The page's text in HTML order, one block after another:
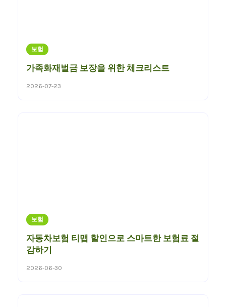
보험
가족화재벌금 보장을 위한 체크리스트
2026-07-23
보험
자동차보험 티맵 할인으로 스마트한 보험료 절
감하기
2026-06-30